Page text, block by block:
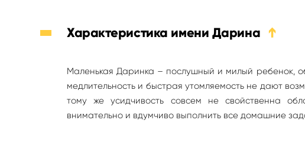
Характеристика имени Дарина ➔
Маленькая Даринка – послушный и милый ребенок,
медлительность и быстрая утомляемость не дают
тому же усидчивость совсем не свойственна
внимательно и вдумчиво выполнить все домашние